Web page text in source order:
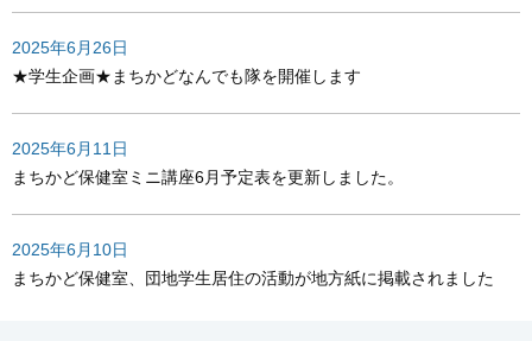
2025年6月26日
★学生企画★まちかどなんでも隊を開催します
2025年6月11日
まちかど保健室ミニ講座6月予定表を更新しました。
2025年6月10日
まちかど保健室、団地学生居住の活動が地方紙に掲載されました